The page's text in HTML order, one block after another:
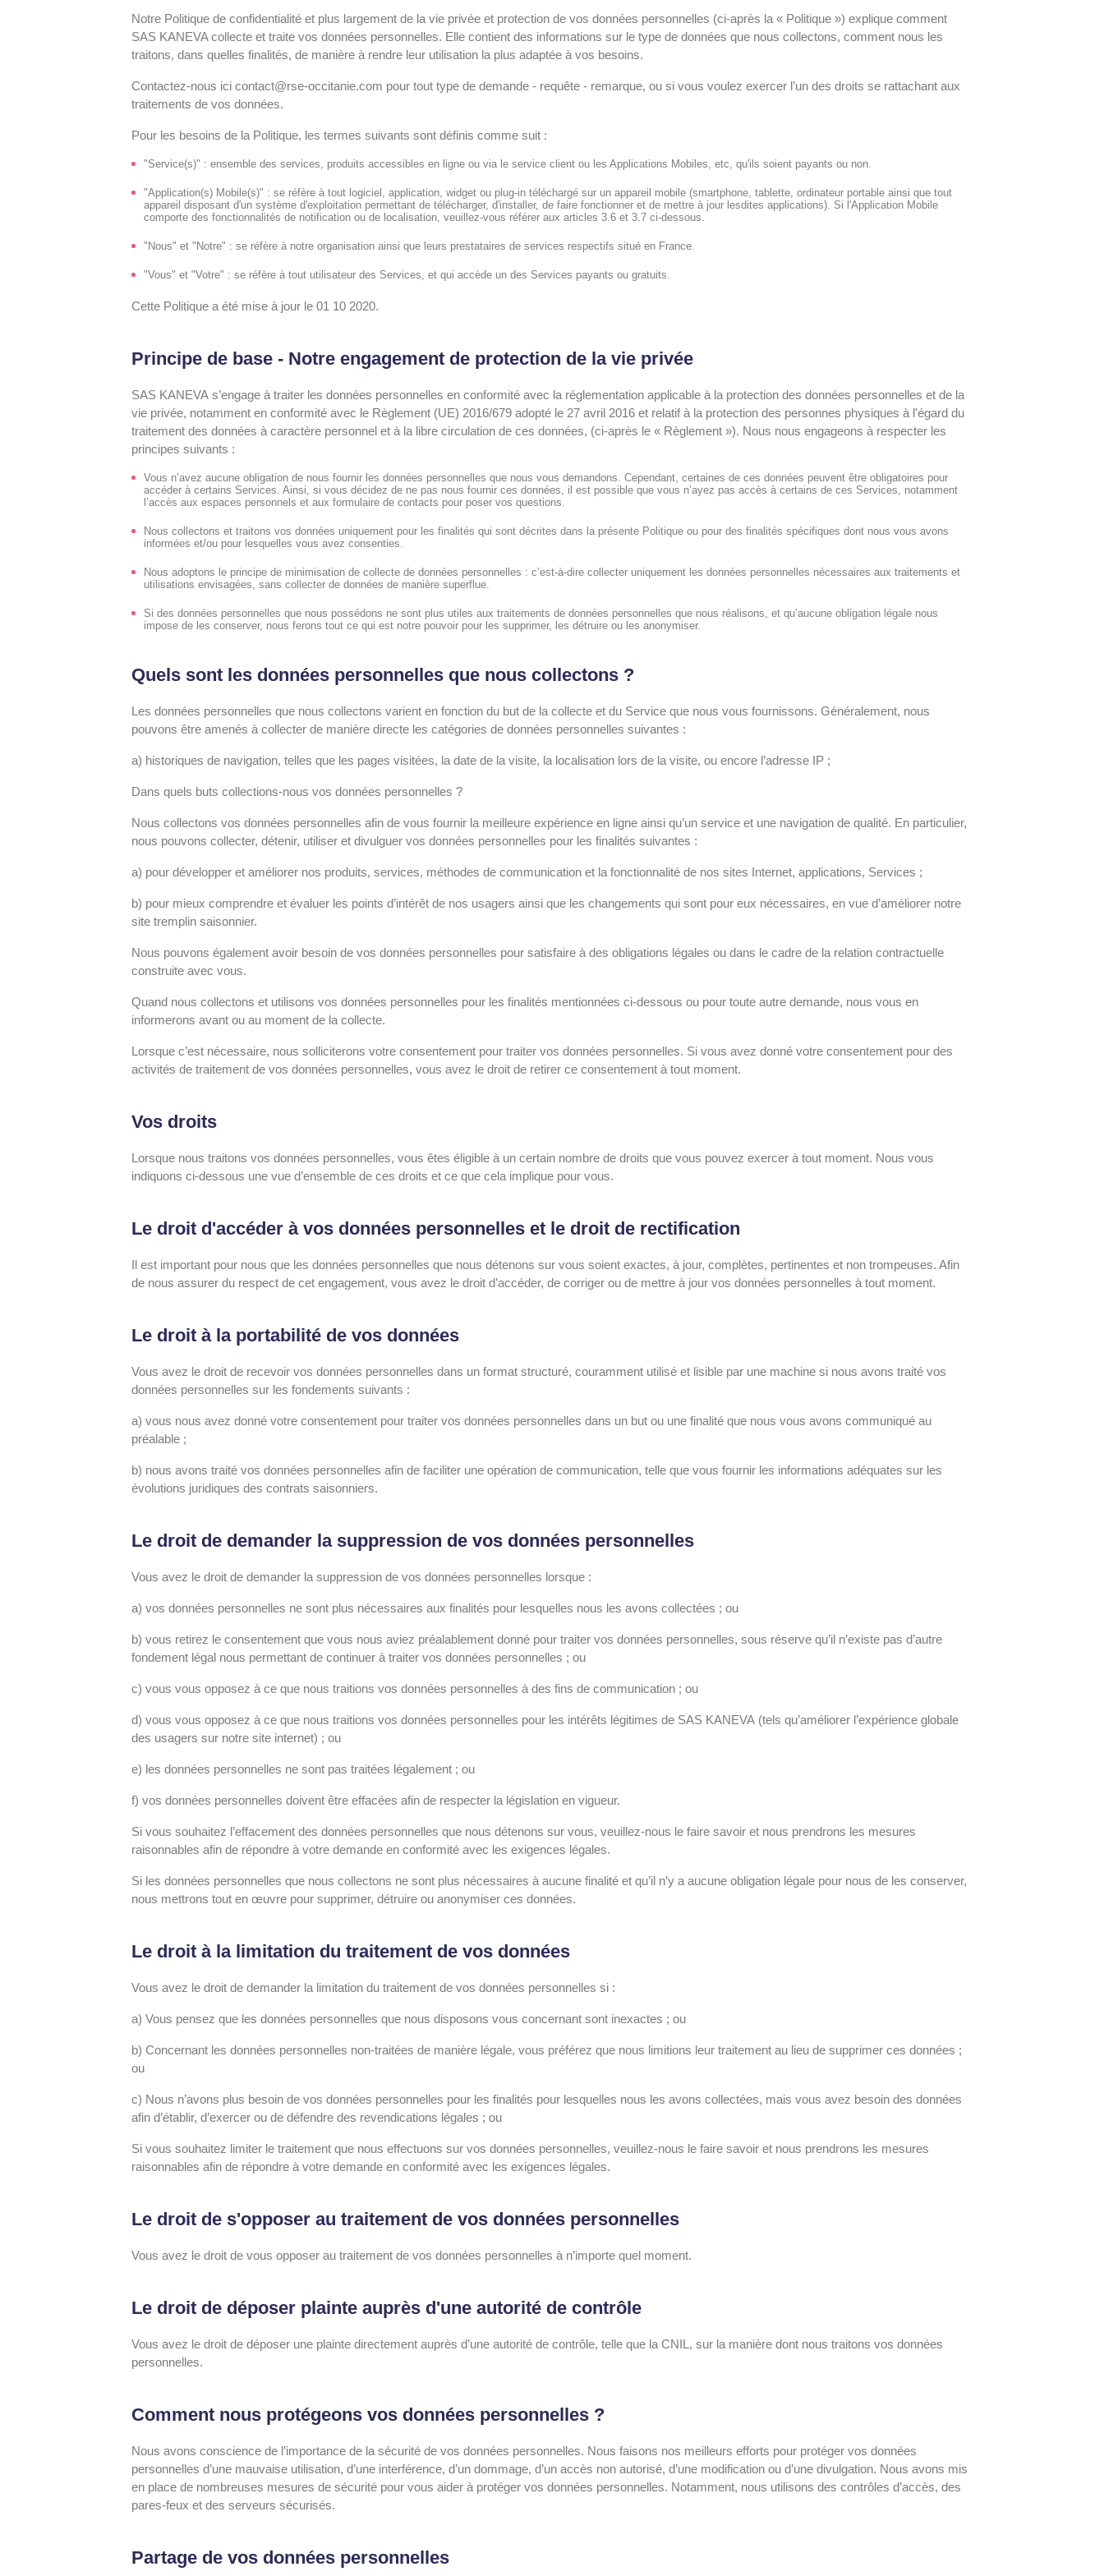
Notre Politique de confidentialité et plus largement de la vie privée et protection de vos données personnelles (ci-après la « Politique ») explique comment
SAS KANEVA collecte et traite vos données personnelles. Elle contient des informations sur le type de données que nous collectons, comment nous les
traitons, dans quelles finalités, de manière à rendre leur utilisation la plus adaptée à vos besoins.
Contactez-nous ici contact@rse-occitanie.com pour tout type de demande - requête - remarque, ou si vous voulez exercer l’un des droits se rattachant aux
traitements de vos données.
Pour les besoins de la Politique, les termes suivants sont définis comme suit :
"Service(s)" : ensemble des services, produits accessibles en ligne ou via le service client ou les Applications Mobiles, etc, qu'ils soient payants ou non.
"Application(s) Mobile(s)" : se réfère à tout logiciel, application, widget ou plug-in téléchargé sur un appareil mobile (smartphone, tablette, ordinateur portable ainsi que tout
appareil disposant d'un système d'exploitation permettant de télécharger, d'installer, de faire fonctionner et de mettre à jour lesdites applications). Si l'Application Mobile
comporte des fonctionnalités de notification ou de localisation, veuillez-vous référer aux articles 3.6 et 3.7 ci-dessous.
"Nous" et "Notre" : se réfère à notre organisation ainsi que leurs prestataires de services respectifs situé en France.
"Vous" et "Votre" : se réfère à tout utilisateur des Services, et qui accède un des Services payants ou gratuits.
Cette Politique a été mise à jour le 01 10 2020.
Principe de base - Notre engagement de protection de la vie privée
SAS KANEVA s’engage à traiter les données personnelles en conformité avec la réglementation applicable à la protection des données personnelles et de la
vie privée, notamment en conformité avec le Règlement (UE) 2016/679 adopté le 27 avril 2016 et relatif à la protection des personnes physiques à l'égard du
traitement des données à caractère personnel et à la libre circulation de ces données, (ci-après le « Règlement »). Nous nous engageons à respecter les
principes suivants :
Vous n’avez aucune obligation de nous fournir les données personnelles que nous vous demandons. Cependant, certaines de ces données peuvent être obligatoires pour
accéder à certains Services. Ainsi, si vous décidez de ne pas nous fournir ces données, il est possible que vous n’ayez pas accès à certains de ces Services, notamment
l’accès aux espaces personnels et aux formulaire de contacts pour poser vos questions.
Nous collectons et traitons vos données uniquement pour les finalités qui sont décrites dans la présente Politique ou pour des finalités spécifiques dont nous vous avons
informées et/ou pour lesquelles vous avez consenties.
Nous adoptons le principe de minimisation de collecte de données personnelles : c’est-à-dire collecter uniquement les données personnelles nécessaires aux traitements et
utilisations envisagées, sans collecter de données de manière superflue.
Si des données personnelles que nous possédons ne sont plus utiles aux traitements de données personnelles que nous réalisons, et qu’aucune obligation légale nous
impose de les conserver, nous ferons tout ce qui est notre pouvoir pour les supprimer, les détruire ou les anonymiser.
Quels sont les données personnelles que nous collectons ?
Les données personnelles que nous collectons varient en fonction du but de la collecte et du Service que nous vous fournissons. Généralement, nous
pouvons être amenés à collecter de manière directe les catégories de données personnelles suivantes :
a) historiques de navigation, telles que les pages visitées, la date de la visite, la localisation lors de la visite, ou encore l’adresse IP ;
Dans quels buts collections-nous vos données personnelles ?
Nous collectons vos données personnelles afin de vous fournir la meilleure expérience en ligne ainsi qu’un service et une navigation de qualité. En particulier,
nous pouvons collecter, détenir, utiliser et divulguer vos données personnelles pour les finalités suivantes :
a) pour développer et améliorer nos produits, services, méthodes de communication et la fonctionnalité de nos sites Internet, applications, Services ;
b) pour mieux comprendre et évaluer les points d’intérêt de nos usagers ainsi que les changements qui sont pour eux nécessaires, en vue d’améliorer notre
site tremplin saisonnier.
Nous pouvons également avoir besoin de vos données personnelles pour satisfaire à des obligations légales ou dans le cadre de la relation contractuelle
construite avec vous.
Quand nous collectons et utilisons vos données personnelles pour les finalités mentionnées ci-dessous ou pour toute autre demande, nous vous en
informerons avant ou au moment de la collecte.
Lorsque c’est nécessaire, nous solliciterons votre consentement pour traiter vos données personnelles. Si vous avez donné votre consentement pour des
activités de traitement de vos données personnelles, vous avez le droit de retirer ce consentement à tout moment.
Vos droits
Lorsque nous traitons vos données personnelles, vous êtes éligible à un certain nombre de droits que vous pouvez exercer à tout moment. Nous vous
indiquons ci-dessous une vue d’ensemble de ces droits et ce que cela implique pour vous.
Le droit d'accéder à vos données personnelles et le droit de rectification
Il est important pour nous que les données personnelles que nous détenons sur vous soient exactes, à jour, complètes, pertinentes et non trompeuses. Afin
de nous assurer du respect de cet engagement, vous avez le droit d’accéder, de corriger ou de mettre à jour vos données personnelles à tout moment.
Le droit à la portabilité de vos données
Vous avez le droit de recevoir vos données personnelles dans un format structuré, couramment utilisé et lisible par une machine si nous avons traité vos
données personnelles sur les fondements suivants :
a) vous nous avez donné votre consentement pour traiter vos données personnelles dans un but ou une finalité que nous vous avons communiqué au
préalable ;
b) nous avons traité vos données personnelles afin de faciliter une opération de communication, telle que vous fournir les informations adéquates sur les
évolutions juridiques des contrats saisonniers.
Le droit de demander la suppression de vos données personnelles
Vous avez le droit de demander la suppression de vos données personnelles lorsque :
a) vos données personnelles ne sont plus nécessaires aux finalités pour lesquelles nous les avons collectées ; ou
b) vous retirez le consentement que vous nous aviez préalablement donné pour traiter vos données personnelles, sous réserve qu’il n’existe pas d’autre
fondement légal nous permettant de continuer à traiter vos données personnelles ; ou
c) vous vous opposez à ce que nous traitions vos données personnelles à des fins de communication ; ou
d) vous vous opposez à ce que nous traitions vos données personnelles pour les intérêts légitimes de SAS KANEVA (tels qu’améliorer l’expérience globale
des usagers sur notre site internet) ; ou
e) les données personnelles ne sont pas traitées légalement ; ou
f) vos données personnelles doivent être effacées afin de respecter la législation en vigueur.
Si vous souhaitez l’effacement des données personnelles que nous détenons sur vous, veuillez-nous le faire savoir et nous prendrons les mesures
raisonnables afin de répondre à votre demande en conformité avec les exigences légales.
Si les données personnelles que nous collectons ne sont plus nécessaires à aucune finalité et qu’il n’y a aucune obligation légale pour nous de les conserver,
nous mettrons tout en œuvre pour supprimer, détruire ou anonymiser ces données.
Le droit à la limitation du traitement de vos données
Vous avez le droit de demander la limitation du traitement de vos données personnelles si :
a) Vous pensez que les données personnelles que nous disposons vous concernant sont inexactes ; ou
b) Concernant les données personnelles non-traitées de manière légale, vous préférez que nous limitions leur traitement au lieu de supprimer ces données ;
ou
c) Nous n’avons plus besoin de vos données personnelles pour les finalités pour lesquelles nous les avons collectées, mais vous avez besoin des données
afin d’établir, d’exercer ou de défendre des revendications légales ; ou
Si vous souhaitez limiter le traitement que nous effectuons sur vos données personnelles, veuillez-nous le faire savoir et nous prendrons les mesures
raisonnables afin de répondre à votre demande en conformité avec les exigences légales.
Le droit de s'opposer au traitement de vos données personnelles
Vous avez le droit de vous opposer au traitement de vos données personnelles à n’importe quel moment.
Le droit de déposer plainte auprès d'une autorité de contrôle
Vous avez le droit de déposer une plainte directement auprès d’une autorité de contrôle, telle que la CNIL, sur la manière dont nous traitons vos données
personnelles.
Comment nous protégeons vos données personnelles ?
Nous avons conscience de l’importance de la sécurité de vos données personnelles. Nous faisons nos meilleurs efforts pour protéger vos données
personnelles d’une mauvaise utilisation, d’une interférence, d’un dommage, d’un accès non autorisé, d’une modification ou d’une divulgation. Nous avons mis
en place de nombreuses mesures de sécurité pour vous aider à protéger vos données personnelles. Notamment, nous utilisons des contrôles d’accès, des
pares-feux et des serveurs sécurisés.
Partage de vos données personnelles